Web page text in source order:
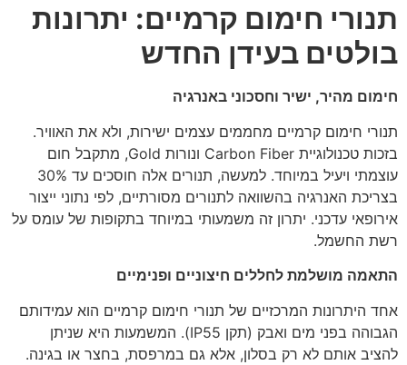
תנורי חימום קרמיים: יתרונות
בולטים בעידן החדש
חימום מהיר, ישיר וחסכוני באנרגיה
תנורי חימום קרמיים מחממים עצמים ישירות, ולא את האוויר.
בזכות טכנולוגיית Carbon Fiber ונורות Gold, מתקבל חום
עוצמתי ויעיל במיוחד. למעשה, תנורים אלה חוסכים עד 30%
בצריכת האנרגיה בהשוואה לתנורים מסורתיים, לפי נתוני ייצור
אירופאי עדכני. יתרון זה משמעותי במיוחד בתקופות של עומס על
רשת החשמל.
התאמה מושלמת לחללים חיצוניים ופנימיים
אחד היתרונות המרכזיים של תנורי חימום קרמיים הוא עמידותם
הגבוהה בפני מים ואבק (תקן IP55). המשמעות היא שניתן
להציב אותם לא רק בסלון, אלא גם במרפסת, בחצר או בגינה.